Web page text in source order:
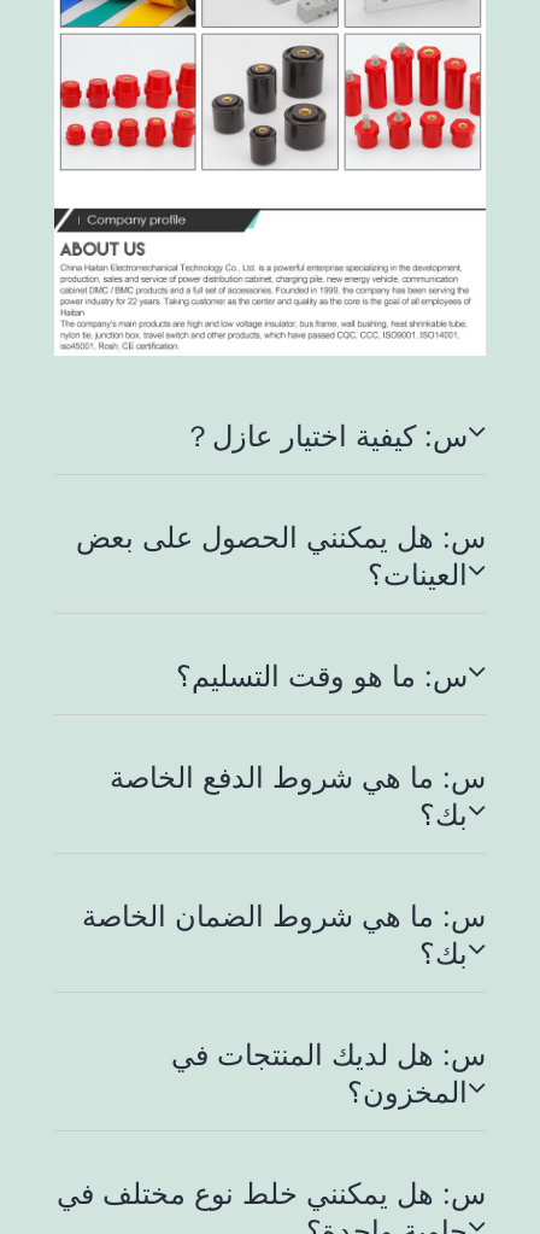
س: كيفية اختيار عازل？
س: هل يمكنني الحصول على بعض
العينات؟
س: ما هو وقت التسليم؟
س: ما هي شروط الدفع الخاصة
بك؟
س: ما هي شروط الضمان الخاصة
بك؟
س: هل لديك المنتجات في
المخزون؟
س: هل يمكنني خلط نوع مختلف في